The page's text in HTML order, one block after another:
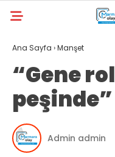
Ana Sayfa ›Manşet
“Gene
peşinde”
Admin admin